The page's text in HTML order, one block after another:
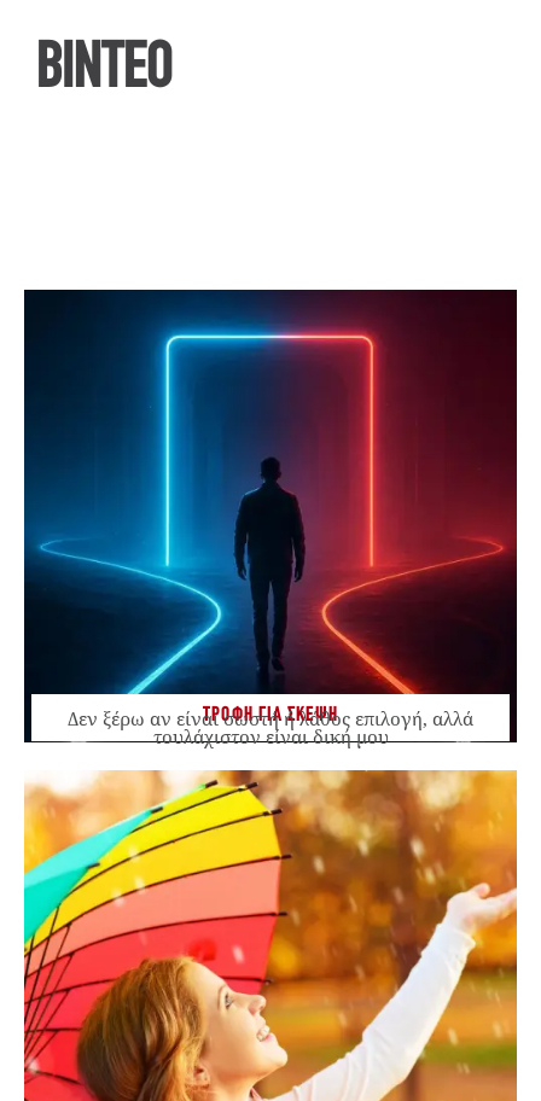
ΒΙΝΤΕΟ
ΤΡΟΦΗ ΓΙΑ ΣΚΕΨΗ
Δεν ξέρω αν είναι σωστή ή λάθος επιλογή, αλλά
τουλάχιστον είναι δική μου